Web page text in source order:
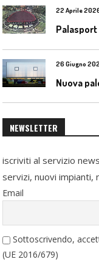
22 Aprile
26 Giugno
Nuova
NEWSLETTER
iscriviti al servizio
servizi, nuovi impianti,
Email
Sottoscrivendo,
(UE 2016/679)